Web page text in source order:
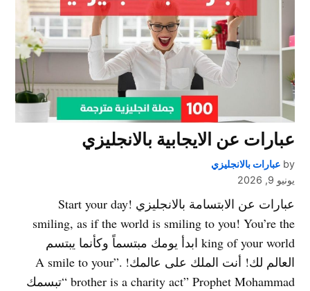
عبارات عن الايجابية بالانجليزي
by عبارات بالانجليزي
يونيو 9, 2026
عبارات عن الابتسامة بالانجليزي !Start your day
smiling, as if the world is smiling to you! You’re the
king of your world ابدأ يومك مبتسماً وكأنما يبتسم
العالم لك! أنت الملك على عالمك! .”A smile to your
brother is a charity act” Prophet Mohammad “تبسمك